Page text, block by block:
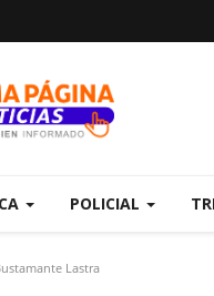
POLICIAL
Lastra